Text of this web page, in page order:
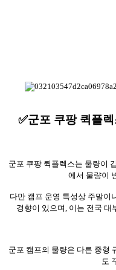
✅군포 쿠팡 퀵플
군포 쿠팡 퀵플렉스는 물량이
에서 물량이
다만 캠프 운영 특성상 주말이
경향이 있으며, 이는 전국 대
군포 캠프의 물량은 다른 중형
도